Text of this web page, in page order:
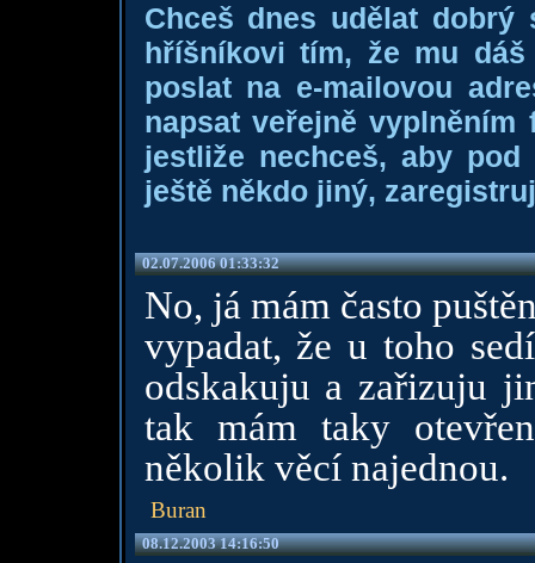
Chceš dnes udělat dobrý
hříšníkovi tím, že mu
poslat na e-mailovou
napsat veřejně
jestliže nechceš, aby
ještě někdo jiný,
02.07.2006 01:33:32
No, já mám často
vypadat, že u toho
odskakuju a zařizuju
tak mám taky
několik věcí najednou.
Buran
08.12.2003 14:16:50